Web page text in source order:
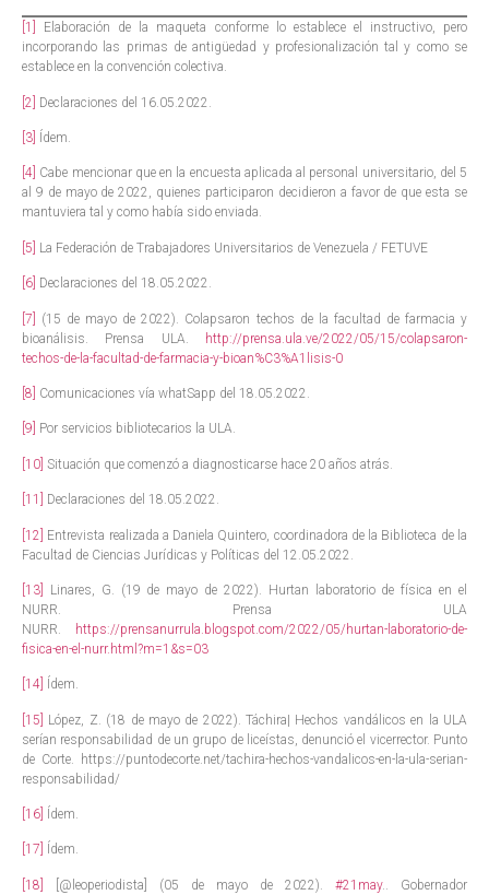
[1]
Elaboración de la maqueta conforme lo establece el instructivo, pero
incorporando las primas de antigüedad y profesionalización tal y como se
establece en la convención colectiva.
[2] Declaraciones del 16.05.2022.
[3] Ídem.
[4] Cabe mencionar que en la encuesta aplicada al personal universitario, del 5
al 9 de mayo de 2022, quienes participaron decidieron a favor de que esta se
mantuviera tal y como había sido enviada.
[5] La Federación de Trabajadores Universitarios de Venezuela / FETUVE
[6] Declaraciones del 18.05.2022.
[7]
(15 de mayo de 2022). Colapsaron techos de la facultad de farmacia y
bioanálisis. Prensa ULA. http://prensa.ula.ve/2022/05/15/colapsaron-
techos-de-la-facultad-de-farmacia-y-bioan%C3%A1lisis-0
[8] Comunicaciones vía whatSapp del 18.05.2022.
[9] Por servicios bibliotecarios la ULA.
[10] Situación que comenzó a diagnosticarse hace 20 años atrás.
[11] Declaraciones del 18.05.2022.
[12]
Entrevista realizada a Daniela Quintero, coordinadora de la Biblioteca de la
Facultad de Ciencias Jurídicas y Políticas del 12.05.2022.
[13]
Linares, G. (19 de mayo de 2022). Hurtan laboratorio de física en el
NURR. Prensa ULA
NURR. https://prensanurrula.blogspot.com/2022/05/hurtan-laboratorio-de-
fisica-en-el-nurr.html?m=1&s=03
[14] Ídem.
[15]
López, Z. (18 de mayo de 2022). Táchira| Hechos vandálicos en la ULA
serían responsabilidad de un grupo de liceístas, denunció el vicerrector. Punto
de Corte. https://puntodecorte.net/tachira-hechos-vandalicos-en-la-ula-serian-
responsabilidad/
[16] Ídem.
[17] Ídem.
[18] [@leoperiodista] (05 de mayo de 2022). #21may.. Gobernador